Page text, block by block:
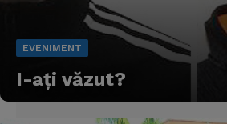
EVENIMENT
I-aţi văzut?